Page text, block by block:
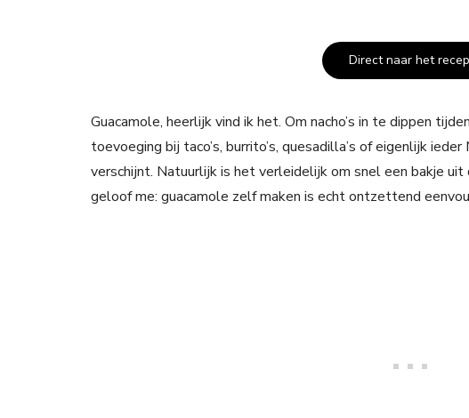
Direct naar het
Guacamole, heerlijk vind ik het. Om nacho’s in te dippen
toevoeging bij taco’s, burrito’s, quesadilla’s of eigenlijk
verschijnt. Natuurlijk is het verleidelijk om snel een bakje
geloof me: guacamole zelf maken is echt ontzettend